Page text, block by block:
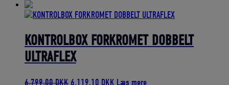
pris
303,00 DKK.
pris
272,70 DKK.
KONTROLBOX FORKROMET DOBBELT
ULTRAFLEX
6.799,00DKK Den
6.119,10 DKK Den
Læs mere